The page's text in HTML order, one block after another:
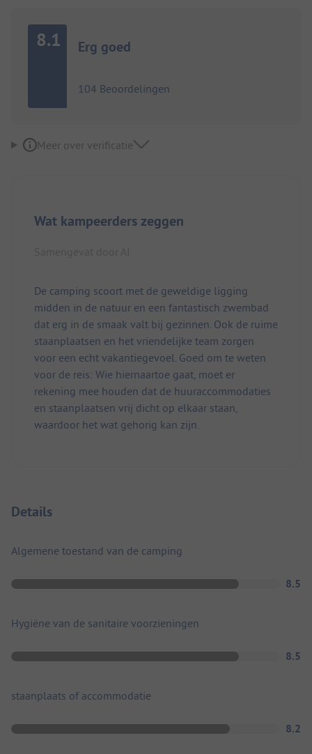
8.1 Erg goed
104 Beoordelingen
Meer over verificatie
Wat kampeerders zeggen
De camping scoort met de geweldige ligging
midden in de natuur en een fantastisch zwembad
dat erg in de smaak valt bij gezinnen. Ook de ruime
staanplaatsen en het vriendelijke team zorgen
voor een echt vakantiegevoel. Goed om te weten
voor de reis: Wie hiernaartoe gaat, moet er
rekening mee houden dat de huuraccommodaties
en staanplaatsen vrij dicht op elkaar staan,
waardoor het wat gehorig kan zijn.
Details
Algemene toestand van de camping
8.5
Hygiëne van de sanitaire voorzieningen
8.5
staanplaats of accommodatie
8.2